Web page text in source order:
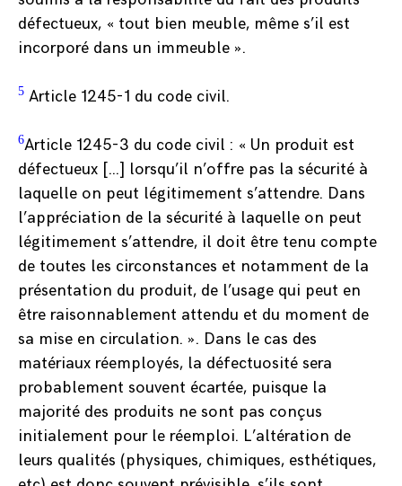
défectueux, « tout bien meuble, même s’il est
incorporé dans un immeuble ».
5 Article 1245-1 du code civil.
6Article 1245-3 du code civil : « Un produit est
défectueux […] lorsqu’il n’offre pas la sécurité à
laquelle on peut légitimement s’attendre. Dans
l’appréciation de la sécurité à laquelle on peut
légitimement s’attendre, il doit être tenu compte
de toutes les circonstances et notamment de la
présentation du produit, de l’usage qui peut en
être raisonnablement attendu et du moment de
sa mise en circulation. ». Dans le cas des
matériaux réemployés, la défectuosité sera
probablement souvent écartée, puisque la
majorité des produits ne sont pas conçus
initialement pour le réemploi. L’altération de
leurs qualités (physiques, chimiques, esthétiques,